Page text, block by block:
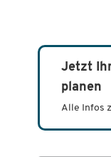
Jetzt
planen
Alle Infos